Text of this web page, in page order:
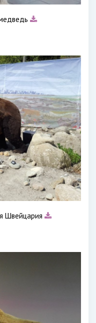
Швейцария